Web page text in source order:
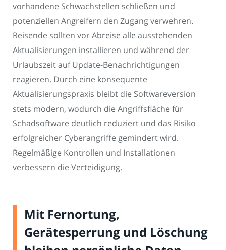
vorhandene Schwachstellen schließen und
potenziellen Angreifern den Zugang verwehren.
Reisende sollten vor Abreise alle ausstehenden
Aktualisierungen installieren und während der
Urlaubszeit auf Update-Benachrichtigungen
reagieren. Durch eine konsequente
Aktualisierungspraxis bleibt die Softwareversion
stets modern, wodurch die Angriffsfläche für
Schadsoftware deutlich reduziert und das Risiko
erfolgreicher Cyberangriffe gemindert wird.
Regelmäßige Kontrollen und Installationen
verbessern die Verteidigung.
Mit Fernortung,
Gerätesperrung und Löschung